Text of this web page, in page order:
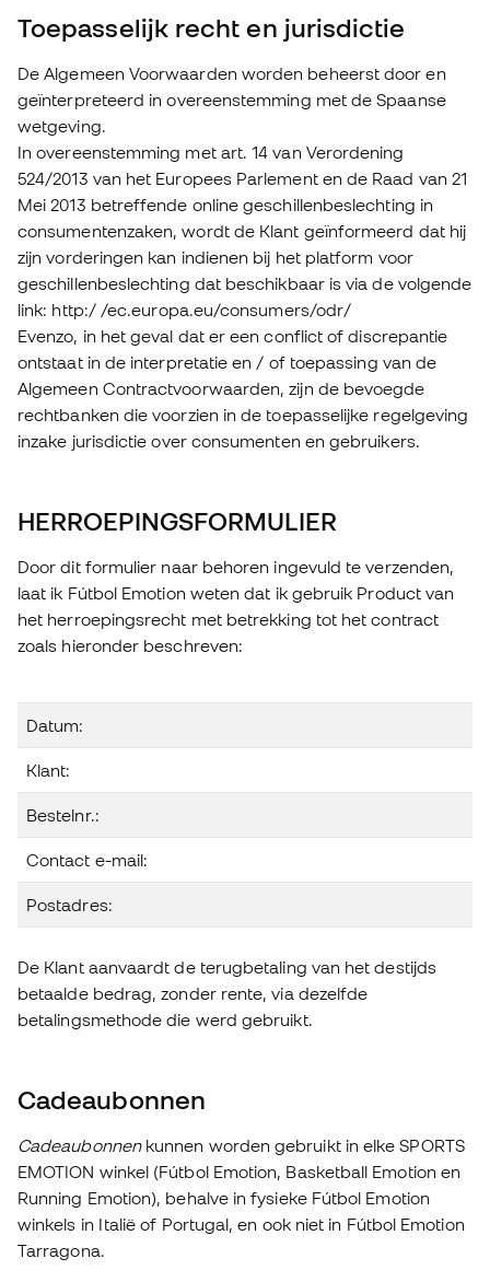
Toepasselijk recht en jurisdictie
De Algemeen Voorwaarden worden beheerst door en
geïnterpreteerd in overeenstemming met de Spaanse
wetgeving.
In overeenstemming met art. 14 van Verordening
524/2013 van het Europees Parlement en de Raad van 21
Mei 2013 betreffende online geschillenbeslechting in
consumentenzaken, wordt de Klant geïnformeerd dat hij
zijn vorderingen kan indienen bij het platform voor
geschillenbeslechting dat beschikbaar is via de volgende
link: http:/ /ec.europa.eu/consumers/odr/
Evenzo, in het geval dat er een conflict of discrepantie
ontstaat in de interpretatie en / of toepassing van de
Algemeen Contractvoorwaarden, zijn de bevoegde
rechtbanken die voorzien in de toepasselijke regelgeving
inzake jurisdictie over consumenten en gebruikers.
HERROEPINGSFORMULIER
Door dit formulier naar behoren ingevuld te verzenden,
laat ik Fútbol Emotion weten dat ik gebruik Product van
het herroepingsrecht met betrekking tot het contract
zoals hieronder beschreven:
Datum:
Klant:
Bestelnr.:
Contact e-mail:
Postadres:
De Klant aanvaardt de terugbetaling van het destijds
betaalde bedrag, zonder rente, via dezelfde
betalingsmethode die werd gebruikt.
Cadeaubonnen
Cadeaubonnenkunnen worden gebruikt in elke SPORTS
EMOTION winkel (Fútbol Emotion, Basketball Emotion en
Running Emotion), behalve in fysieke Fútbol Emotion
winkels in Italië of Portugal, en ook niet in Fútbol Emotion
Tarragona.